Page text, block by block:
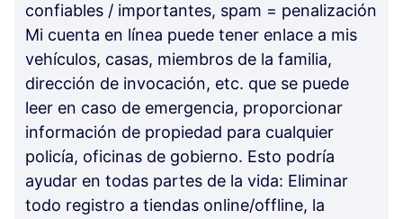
confiables / importantes, spam = penalización
Mi cuenta en línea puede tener enlace a mis
vehículos, casas, miembros de la familia,
dirección de invocación, etc. que se puede
leer en caso de emergencia, proporcionar
información de propiedad para cualquier
policía, oficinas de gobierno. Esto podría
ayudar en todas partes de la vida: Eliminar
todo registro a tiendas online/offline, la